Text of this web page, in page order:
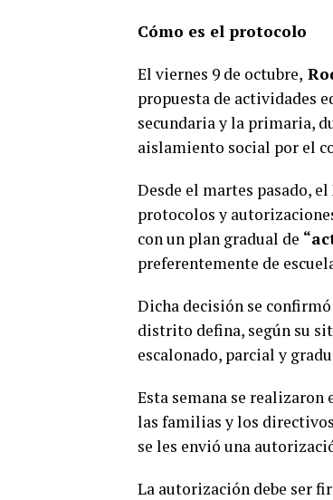
Cómo es el protocolo
El viernes 9 de octubre,
propuesta de actividades
secundaria y la primaria,
aislamiento social por el
Desde el martes pasado, el
protocolos y
con un plan gradual de
preferentemente de
Dicha decisión se
distrito defina, según su
escalonado, parcial y
Esta semana se realizaron
las familias y los
se les envió una
La autorización debe ser